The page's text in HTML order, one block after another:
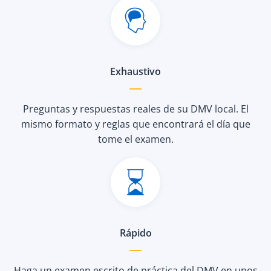
Exhaustivo
Preguntas y respuestas reales de su DMV local. El
mismo formato y reglas que encontrará el día que
tome el examen.
Rápido